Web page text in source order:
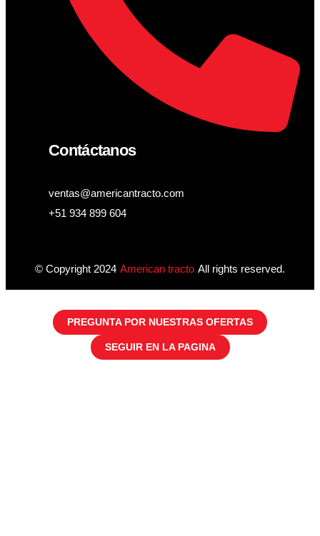
Contáctanos
ventas@americantracto.com
+51 934 899 604
© Copyright 2024 American tracto All rights reserved.
PREGUNTA POR NUESTRAS OFERTAS
SEGUIR EN LA PAGINA